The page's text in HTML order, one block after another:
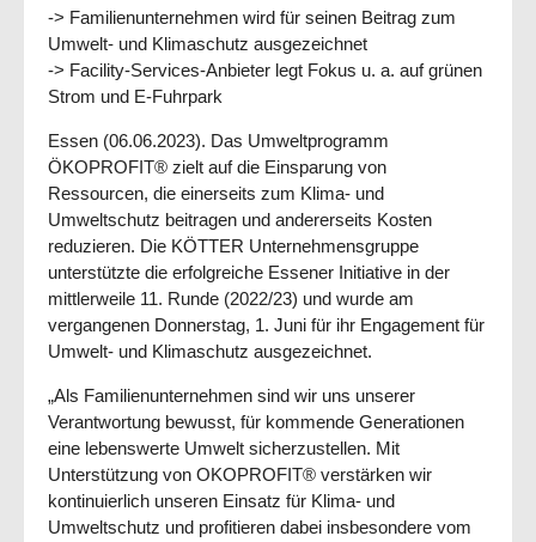
-> Familienunternehmen wird für seinen Beitrag zum
Umwelt- und Klimaschutz ausgezeichnet
-> Facility-Services-Anbieter legt Fokus u. a. auf grünen
Strom und E-Fuhrpark
Essen (06.06.2023). Das Umweltprogramm
ÖKOPROFIT® zielt auf die Einsparung von
Ressourcen, die einerseits zum Klima- und
Umweltschutz beitragen und andererseits Kosten
reduzieren. Die KÖTTER Unternehmensgruppe
unterstützte die erfolgreiche Essener Initiative in der
mittlerweile 11. Runde (2022/23) und wurde am
vergangenen Donnerstag, 1. Juni für ihr Engagement für
Umwelt- und Klimaschutz ausgezeichnet.
„Als Familienunternehmen sind wir uns unserer
Verantwortung bewusst, für kommende Generationen
eine lebenswerte Umwelt sicherzustellen. Mit
Unterstützung von OKOPROFIT® verstärken wir
kontinuierlich unseren Einsatz für Klima- und
Umweltschutz und profitieren dabei insbesondere vom